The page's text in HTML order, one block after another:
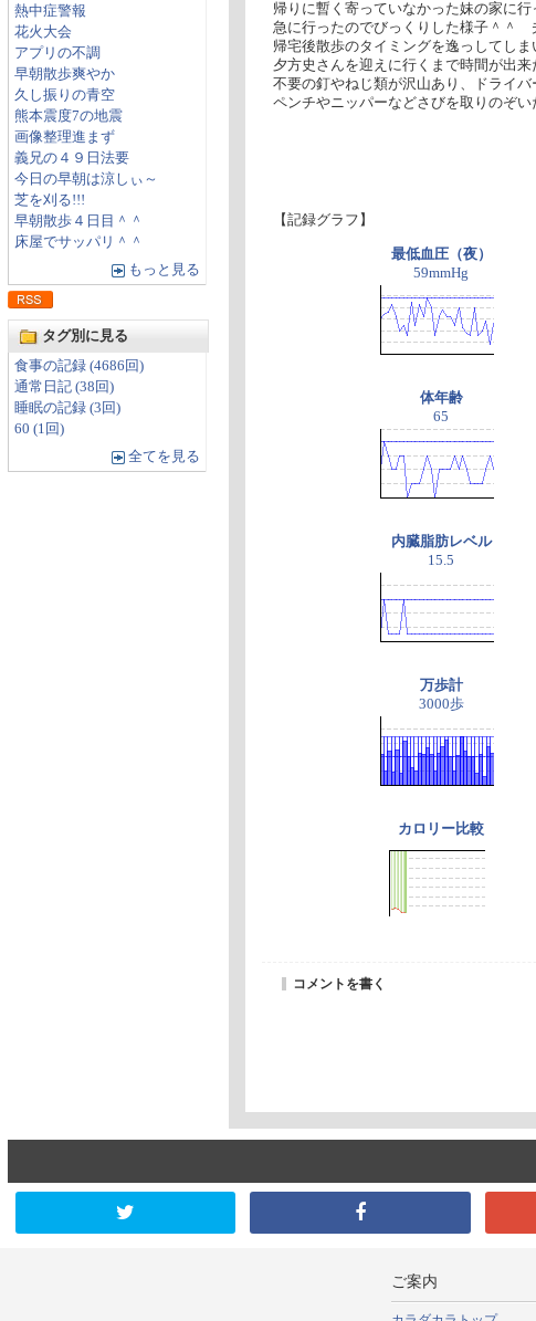
熱中症警報
花火大会
アプリの不調
早朝散歩爽やか
久し振りの青空
熊本震度7の地震
画像整理進まず
義兄の４９日法要
今日の早朝は涼しぃ～
芝を刈る!!!
早朝散歩４日目＾＾
床屋でサッパリ＾＾
もっと見る
タグ別に見る
食事の記録 (4686回)
通常日記 (38回)
睡眠の記録 (3回)
60 (1回)
全てを見る
帰りに暫く寄っていなかった妹の家に行
急に行ったのでびっくりした様子＾＾
帰宅後散歩のタイミングを逸っしてし
夕方史さんを迎えに行くまで時間が出
不要の釘やねじ類が沢山あり、ドライ
ペンチやニッパーなどさびを取りのぞ
【記録グラフ】
最低血圧（夜）
59mmHg
体年齢
65
内臓脂肪レベル
15.5
万歩計
3000歩
カロリー比較
コメントを書く
ご案内